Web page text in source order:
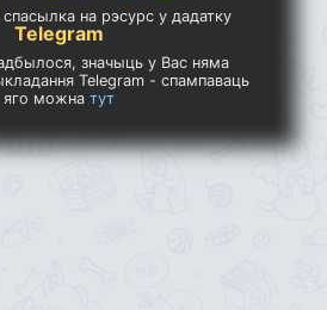
на рэсурс у дадатку
Telegram
адбылося, значыць у Вас няма
Telegram - спампаваць
яго можнатут